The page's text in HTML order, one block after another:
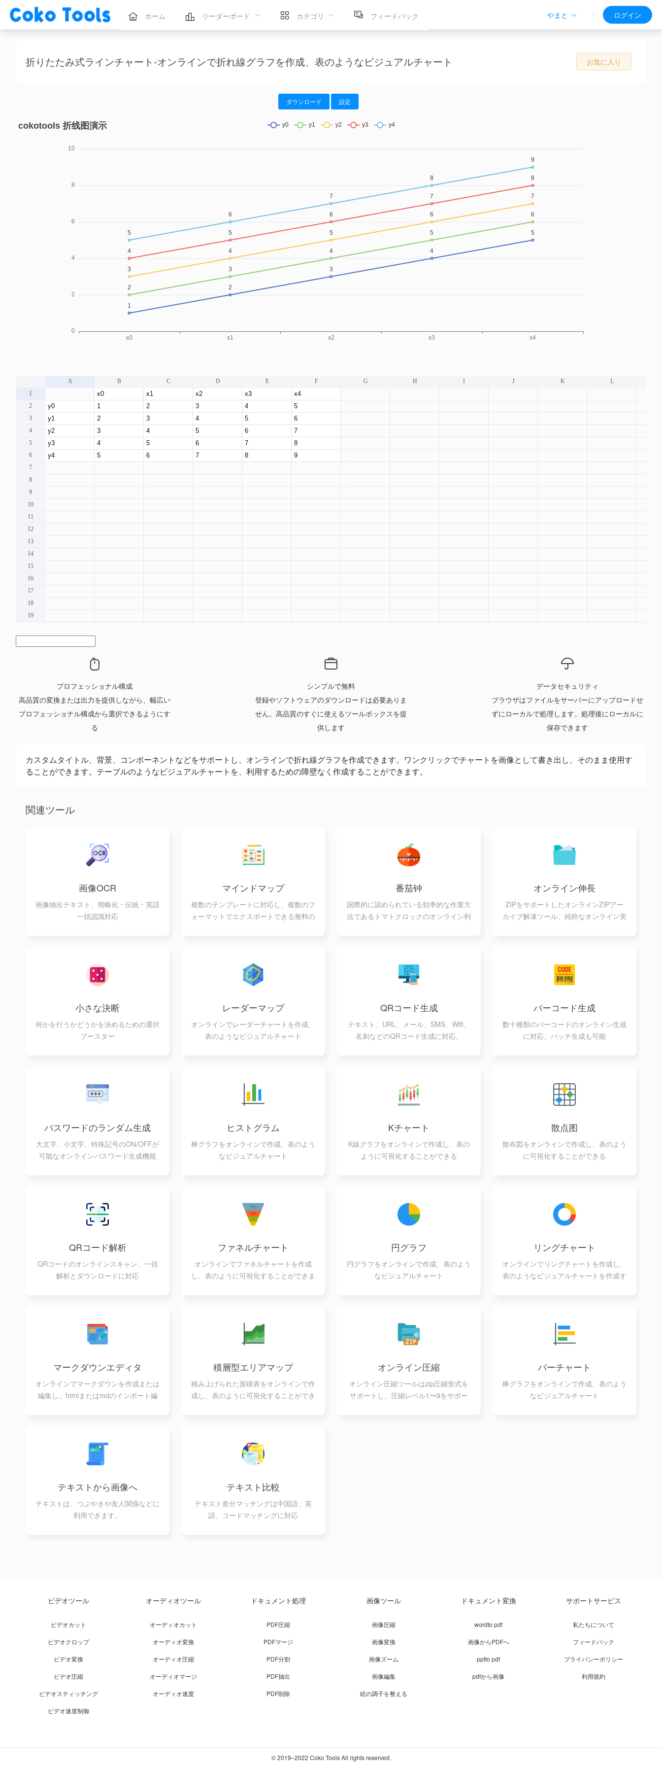
ホーム リーダーボード カテゴリ フィードバック やまと ログイン
折りたたみ式ラインチャート-オンラインで折れ線グラフを作成、表のようなビジュアルチャート お気に入り
ダウンロード 設定
プロフェッショナル構成
高品質の変換または出力を提供しながら、幅広い
プロフェッショナル構成から選択できるようにす
る
シンプルで無料
登録やソフトウェアのダウンロードは必要ありま
せん。高品質のすぐに使えるツールボックスを提
供します
データセキュリティ
ブラウザはファイルをサーバーにアップロードせ
ずにローカルで処理します。処理後にローカルに
保存できます
カスタムタイトル、背景、コンポーネントなどをサポートし、オンラインで折れ線グラフを作成できます。ワンクリックでチャートを画像として書き出し、そのまま使用す
ることができます。テーブルのようなビジュアルチャートを、利用するための障壁なく作成することができます。
関連ツール
画像OCR
画像抽出テキスト、簡略化・伝統・英語
一括認識対応
マインドマップ
複数のテンプレートに対応し、複数のフ
ォーマットでエクスポートできる無料の
番茄钟
国際的に認められている効率的な作業方
法であるトマトクロックのオンライン利
オンライン伸長
ZIPをサポートしたオンラインZIPアー
カイブ解凍ツール、純粋なオンライン実
小さな決断
何かを行うかどうかを決めるための選択
ブースター
レーダーマップ
オンラインでレーダーチャートを作成、
表のようなビジュアルチャート
QRコード生成
テキスト、URL、メール、SMS、Wifi、
名刺などのQRコード生成に対応。
バーコード生成
数十種類のバーコードのオンライン生成
に対応、バッチ生成も可能
パスワードのランダム生成
大文字、小文字、特殊記号のON/OFFが
可能なオンラインパスワード生成機能
ヒストグラム
棒グラフをオンラインで作成、表のよう
なビジュアルチャート
Kチャート
K線グラフをオンラインで作成し、表の
ように可視化することができる
散点图
散布図をオンラインで作成し、表のよう
に可視化することができる
QRコード解析
QRコードのオンラインスキャン、一括
解析とダウンロードに対応
ファネルチャート
オンラインでファネルチャートを作成
し、表のように可視化することができま
円グラフ
円グラフをオンラインで作成、表のよう
なビジュアルチャート
リングチャート
オンラインでリングチャートを作成し、
表のようなビジュアルチャートを作成す
マークダウンエディタ
オンラインでマークダウンを作成または
編集し、htmlまたはmdのインポート編
積層型エリアマップ
積み上げられた面積表をオンラインで作
成し、表のように可視化することができ
オンライン圧縮
オンライン圧縮ツールはzip圧縮形式を
サポートし、圧縮レベル1〜9をサポー
バーチャート
棒グラフをオンラインで作成、表のよう
なビジュアルチャート
テキストから画像へ
テキストは、つぶやきや友人関係などに
利用できます。
テキスト比較
テキスト差分マッチングは中国語、英
語、コードマッチングに対応
ビデオツール
ビデオカット
ビデオクロップ
ビデオ変換
ビデオ圧縮
ビデオスティッチング
ビデオ速度制御
オーディオツール
オーディオカット
オーディオ変換
オーディオ圧縮
オーディオマージ
オーディオ速度
ドキュメント処理
PDF圧縮
PDFマージ
PDF分割
PDF抽出
PDF削除
画像ツール
画像圧縮
画像変換
画像ズーム
画像編集
絵の調子を整える
ドキュメント変換
wordto pdf
画像からPDFへ
pptto pdf
pdfから画像
サポートサービス
私たちについて
フィードバック
プライバシーポリシー
利用規約
© 2019–2022 Coko Tools All rights reserved.